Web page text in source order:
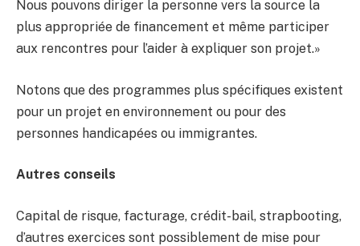
Nous pouvons diriger la personne vers la source la
plus appropriée de financement et même participer
aux rencontres pour l’aider à expliquer son projet.»
Notons que des programmes plus spécifiques existent
pour un projet en environnement ou pour des
personnes handicapées ou immigrantes.
Autres conseils
Capital de risque, facturage, crédit-bail, strapbooting,
d’autres exercices sont possiblement de mise pour